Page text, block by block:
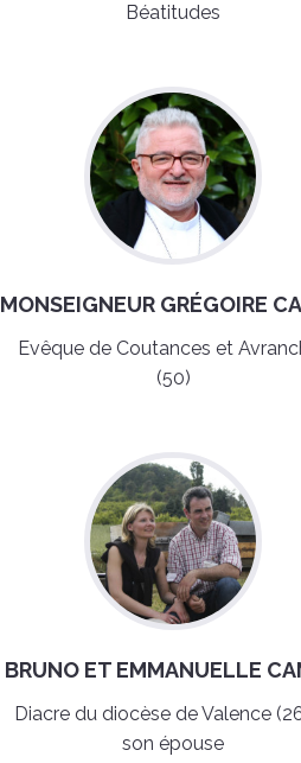
Béatitudes
MONSEIGNEUR GRÉGOIRE
Evêque de Coutances et
(50)
BRUNO ET EMMANUELLE
Diacre du diocèse de Valence
son épouse